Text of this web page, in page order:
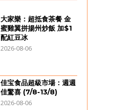
大家樂：超抵食茶餐 金
蜜雞翼拼揚州炒飯 加$1
配紅豆冰
2026-08-06
佳宝食品超級市場：週週
佳驚喜 (7/8-13/8)
2026-08-06